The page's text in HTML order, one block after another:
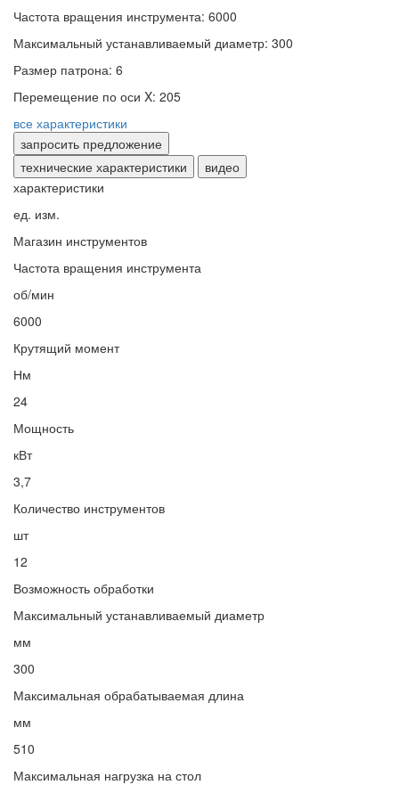
Частота вращения инструмента: 6000
Максимальный устанавливаемый диаметр: 300
Размер патрона: 6
Перемещение по оси X: 205
все характеристики
запросить предложение
технические характеристики
видео
характеристики
ед. изм.
Магазин инструментов
Частота вращения инструмента
об/мин
6000
Крутящий момент
Нм
24
Мощность
кВт
3,7
Количество инструментов
шт
12
Возможность обработки
Максимальный устанавливаемый диаметр
мм
300
Максимальная обрабатываемая длина
мм
510
Максимальная нагрузка на стол